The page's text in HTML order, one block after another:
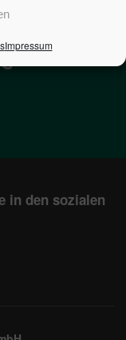
Impressum
in den sozialen